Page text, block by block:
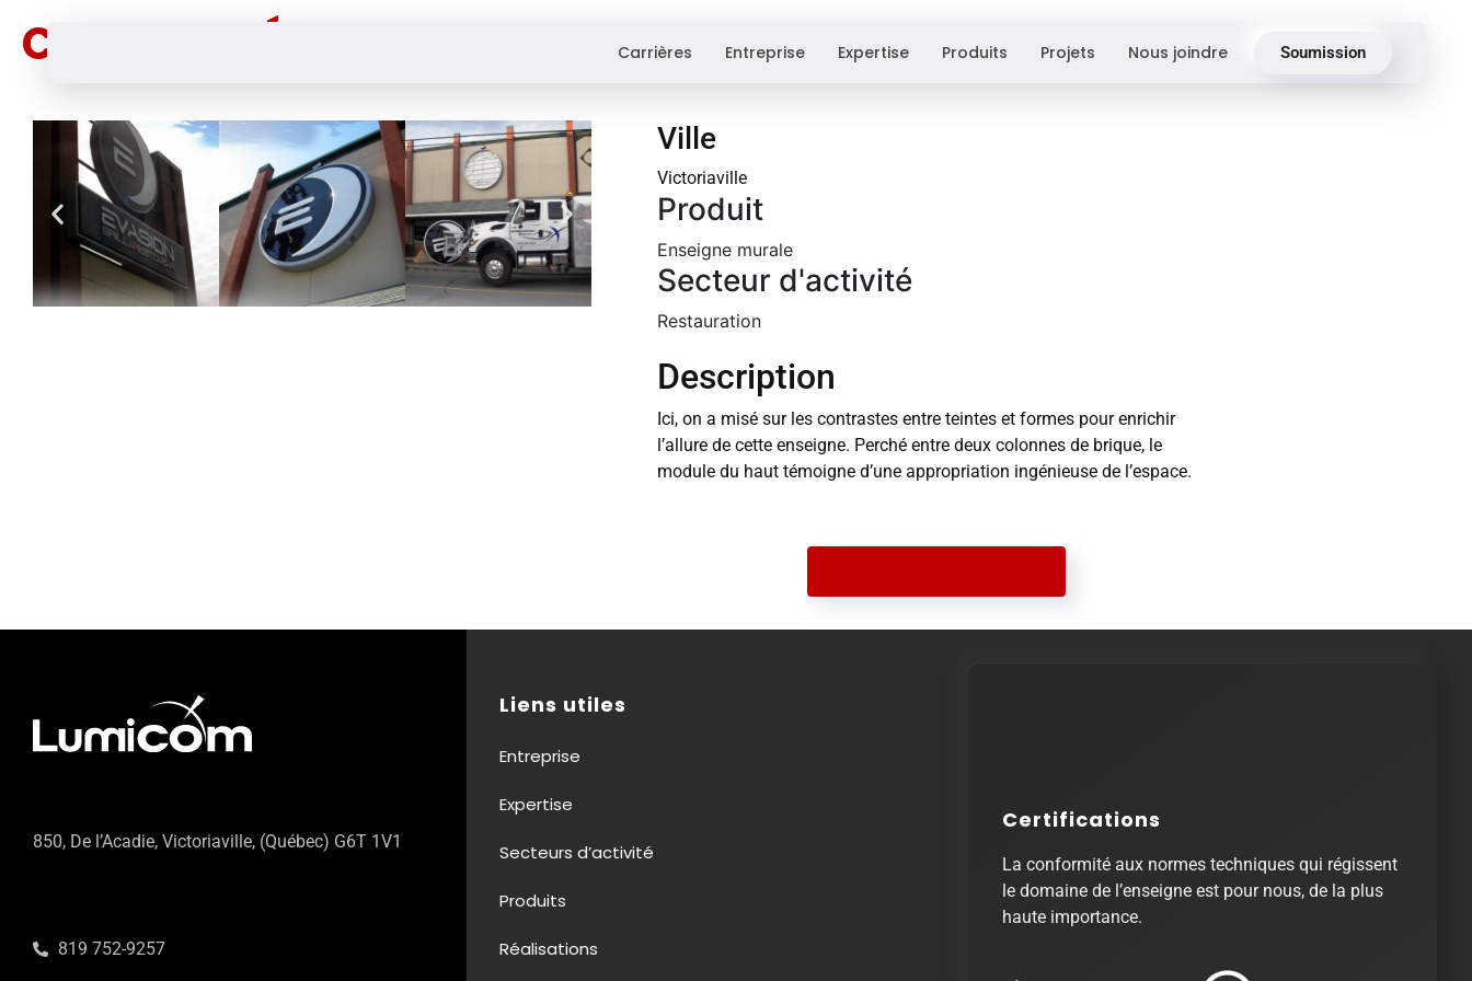
Carrières Entreprise Expertise Produits Projets Nous joindre Soumission
COMPLEXE ÉVASION
Ville
Victoriaville
Produit
Enseigne murale
Secteur d'activité
Restauration
Description
Ici, on a misé sur les contrastes entre teintes et formes pour enrichir
l’allure de cette enseigne. Perché entre deux colonnes de brique, le
module du haut témoigne d’une appropriation ingénieuse de l’espace.
850, De l’Acadie, Victoriaville, (Québec) G6T 1V1
819 752-9257
Liens utiles
Entreprise
Expertise
Secteurs d’activité
Produits
Réalisations
Certifications
La conformité aux normes techniques qui régissent
le domaine de l’enseigne est pour nous, de la plus
haute importance.